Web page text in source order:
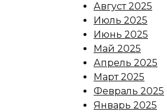
Август 2025
Июль 2025
Июнь 2025
Май 2025
Апрель 2025
Март 2025
Февраль 2025
Январь 2025